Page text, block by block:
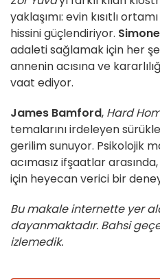
yaklaşımı: evin kısıtlı
hissini güçlendiriyor.
adaleti sağlamak için her
annenin acısına ve
vaat ediyor.
James Bamford, Hard
temalarını irdeleyen
gerilim sunuyor. Psikolojik
acımasız ifşaatlar
için heyecan verici bir
Bu makale internette yer
dayanmaktadır. Bahsi
izlemedik.